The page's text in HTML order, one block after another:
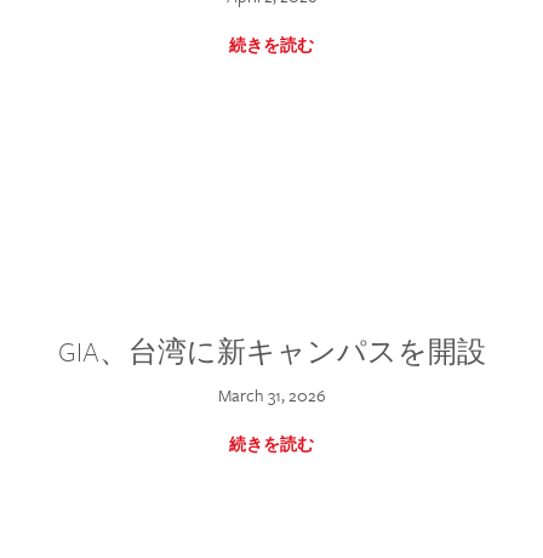
続きを読む
GIA、台湾に新キャンパスを開設
March 31, 2026
続きを読む